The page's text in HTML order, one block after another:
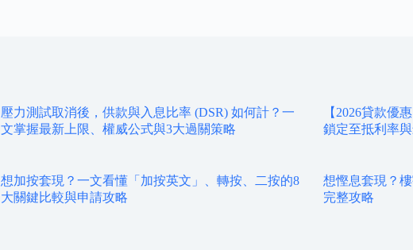
壓力測試取消後，供款與入息比率 (DSR) 如何計？一
文掌握最新上限、權威公式與3大過關策略
【2026貸款優
鎖定至抵利率
想加按套現？一文看懂「加按英文」、轉按、二按的8
大關鍵比較與申請攻略
想慳息套現？
完整攻略